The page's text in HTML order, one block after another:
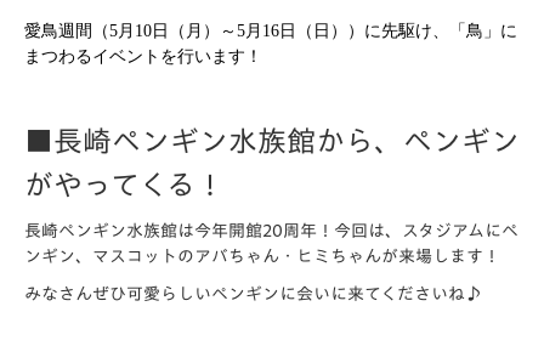
愛鳥週間（5月 10 日（月）～ 5月 16 日（日））に先駆け、「鳥」に
まつわるイベントを行います！
■長崎ペンギン水族館から、ペンギン
がやってくる！
長崎ペンギン水族館は今年開館20周年！今回は、スタジアムにペ
ンギン、マスコットのアバちゃん・ヒミちゃんが来場します！
みなさんぜひ可愛らしいペンギンに会いに来てくださいね♪